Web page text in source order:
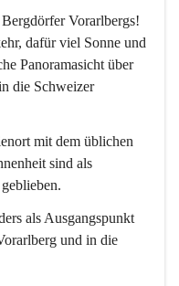
Vorarlbergs!
dafür viel Sonne und
Panoramasicht über
die Schweizer
mit dem üblichen
sind als
als Ausgangspunkt
und in die